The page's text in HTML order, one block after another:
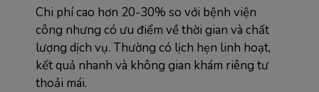
Chi phí cao hơn 20-30% so với bệnh viện
công nhưng có ưu điểm về thời gian và chất
lượng dịch vụ. Thường có lịch hẹn linh hoạt,
kết quả nhanh và không gian khám riêng tư
thoải mái.